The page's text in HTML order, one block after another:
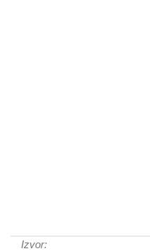
Izvor: